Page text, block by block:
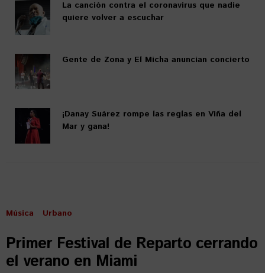
La canción contra el coronavirus que nadie
quiere volver a escuchar
Gente de Zona y El Micha anuncian concierto
¡Danay Suárez rompe las reglas en Viña del
Mar y gana!
Música Urbano
Primer Festival de Reparto cerrando
el verano en Miami